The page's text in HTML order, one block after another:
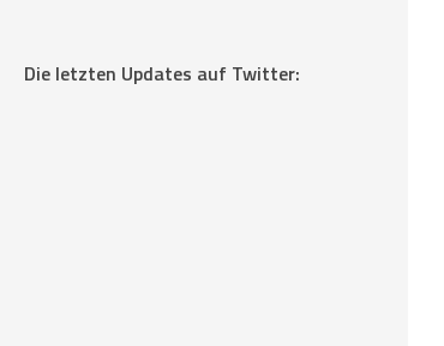
Die letzten Updates auf Twitter: